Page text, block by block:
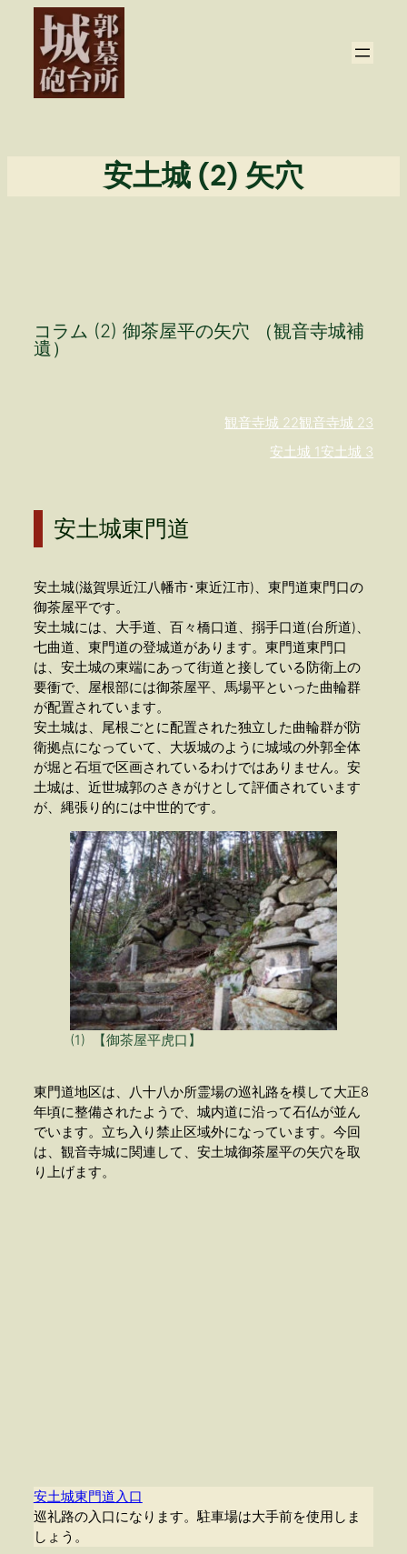
安土城 (2) 矢穴
コラム (2) 御茶屋平の矢穴 （観音寺城補
遺）
観音寺城 22観音寺城 23
安土城 1 安土城 3
安土城東門道
安土城(滋賀県近江八幡市･東近江市)、東門道東門口の
御茶屋平です。
安土城には、大手道、百々橋口道、搦手口道(台所道)、
七曲道、東門道の登城道があります。東門道東門口
は、安土城の東端にあって街道と接している防衛上の
要衝で、屋根部には御茶屋平、馬場平といった曲輪群
が配置されています。
安土城は、尾根ごとに配置された独立した曲輪群が防
衛拠点になっていて、大坂城のように城域の外郭全体
が堀と石垣で区画されているわけではありません。安
土城は、近世城郭のさきがけとして評価されています
が、縄張り的には中世的です。
(1) 【御茶屋平虎口】
東門道地区は、八十八か所霊場の巡礼路を模して大正8
年頃に整備されたようで、城内道に沿って石仏が並ん
でいます。立ち入り禁止区域外になっています。今回
は、観音寺城に関連して、安土城御茶屋平の矢穴を取
り上げます。
安土城東門道入口
巡礼路の入口になります。駐車場は大手前を使用しま
しょう。